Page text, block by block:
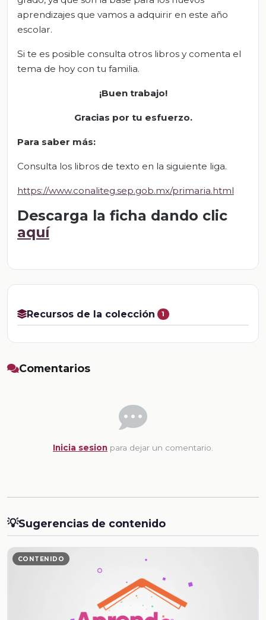
aprendizajes que vamos a adquirir en este año
escolar.
Si te es posible consulta otros libros y comenta el
tema de hoy con tu familia.
¡Buen trabajo!
Gracias por tu esfuerzo.
Para saber más:
Consulta los libros de texto en la siguiente liga.
https://www.conaliteg.sep.gob.mx/primaria.html
Descarga la ficha dando clic
aquí
Recursos de la colección 1
Comentarios
Inicia sesion para dejar un comentario.
💡Sugerencias de contenido
CONTENIDO